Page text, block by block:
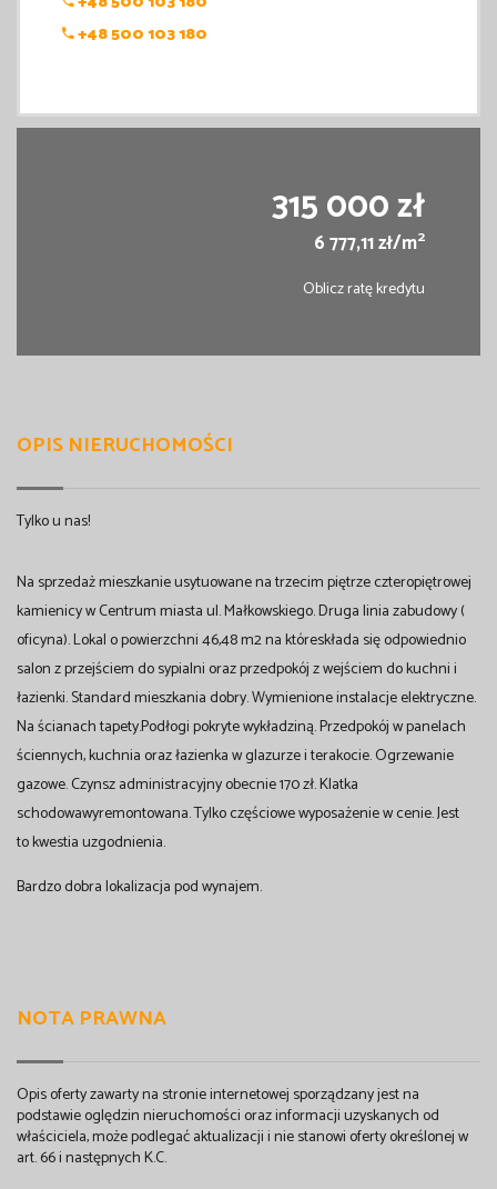
+48 500 103 180
315 000 zł
6 777,11 zł/m2
Oblicz ratę kredytu
OPIS NIERUCHOMOŚCI
Tylko u nas!
Na sprzedaż mieszkanie usytuowane na trzecim piętrze czteropiętrowej
kamienicy w Centrum miasta ul. Małkowskiego. Druga linia zabudowy (
oficyna). Lokal o powierzchni 46,48 m2 na któreskłada się odpowiednio
salon z przejściem do sypialni oraz przedpokój z wejściem do kuchni i
łazienki. Standard mieszkania dobry. Wymienione instalacje elektryczne.
Na ścianach tapety.Podłogi pokryte wykładziną. Przedpokój w panelach
ściennych, kuchnia oraz łazienka w glazurze i terakocie. Ogrzewanie
gazowe. Czynsz administracyjny obecnie 170 zł. Klatka
schodowawyremontowana. Tylko częściowe wyposażenie w cenie. Jest
to kwestia uzgodnienia.
Bardzo dobra lokalizacja pod wynajem.
NOTA PRAWNA
Opis oferty zawarty na stronie internetowej sporządzany jest na
podstawie oględzin nieruchomości oraz informacji uzyskanych od
właściciela, może podlegać aktualizacji i nie stanowi oferty określonej w
art. 66 i następnych K.C.